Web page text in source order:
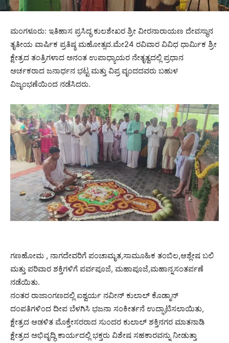
ಮಂಗಳೂರು: ಇತಿಹಾಸ ಪ್ರಸಿದ್ಧ ಕುಲಶೇಖರ ಶ್ರೀ ವೀರನಾರಾಯಣ ದೇವಸ್ಥಾನ
ತೃತೀಯ ವಾರ್ಷಿಕ ಪ್ರತಿಷ್ಠ ಮಹೋತ್ಸವ.ಮೇ24 ರವಿವಾರ ವಿವಿಧ ಧಾರ್ಮಿಕ ಶ್ರೀ
ಕ್ಷೇತ್ರದ ತಂತ್ರಿಗಳಾದ ಅನಂತ ಉಪಾಧ್ಯಾಯರ ನೇತೃತ್ವದಲ್ಲಿ ಪ್ರಧಾನ
ಅರ್ಚಕರಾದ ಜನಾರ್ಧನ ಭಟ್ಟ ಮತ್ತು ವಿಪ್ರ ವೃಂದದವರು ಬಹುಳ
ವಿಜೃಂಭಣೆಯಿಂದ ನಡೆಸಿದರು.
ಗಣಹೋಮ , ನಾಗದೇವರಿಗೆ ಪಂಚಾಮೃತ,ಸಾಮೂಹಿಕ ತಂಬಿಲ,ಆಶ್ಲೇಷ ಬಲಿ
ಮತ್ತು ಪರಿವಾರ ಶಕ್ತಿಗಳಿಗೆ ಪರ್ವಪೂಜೆ, ಮಹಾಪೂಜೆ,ಮಹಾನ್ನಸಂತರ್ಪಣೆ
ನಡೆಯಿತು.
ನಂತರ ರಾಜಾಂಗಣದಲ್ಲಿ ಐಶ್ವರ್ಯ ನವೀನ್ ಕುಲಾಲ್ ಕೊಡ್ಮಾನ್
ದಂಪತಿಗಳಿಂದ ದೀಪ ಬೆಳಗಿಸಿ ಭಜನಾ ಸಂಕೀರ್ತನೆ ಉದ್ಘಾಟಿಸಲಾಯಿತು,
ಕ್ಷೇತ್ರದ ಆಡಳಿತ ಮೊಕ್ತೇಸರರಾದ ಸುಂದರ ಕುಲಾಲ್ ಶಕ್ತಿನಗರ ಮಾತನಾಡಿ
ಕ್ಷೇತ್ರದ ಅಭಿವೃದ್ಧಿ ಕಾರ್ಯದಲ್ಲಿ ಭಕ್ತರು ವಿಶೇಷ ಸಹಕಾರವನ್ನು ನೀಡುತ್ತಾ